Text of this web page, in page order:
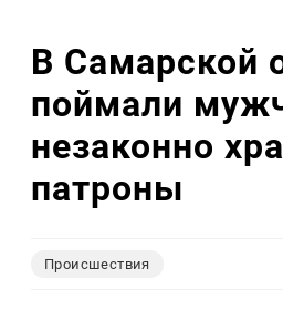
В Самарской
поймали
незаконно
патроны
Происшествия